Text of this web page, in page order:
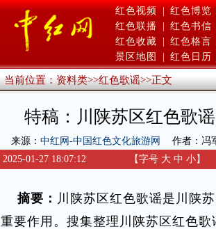
红色视频 | 红色博览
红色联播
红色书信
红色收藏
红色格言
景区地图
红色日历
当前位置：资料类>>红色歌谣>>正文
特稿：川陕苏区红色歌
来源： 中红网-中国红色文化旅游网 作者：冯
2025-01-27 18:07:12
【字号 大 中 小】
摘要： 川陕苏区红色歌谣是川陕
重要作用。搜集整理川陕苏区红色